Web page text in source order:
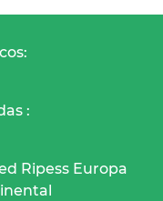
:
Ripess Europa